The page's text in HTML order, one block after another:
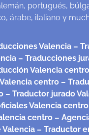
portugués,
árabe, italiano y
Valencia –
– Traducciones
Valencia centro
centro –
– Traductor jurado
Valencia centro
centro –
– Traductor